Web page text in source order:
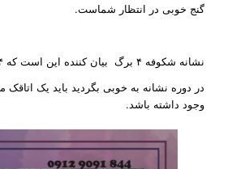
گنج خوبی در انتظار شماست.
نشانه شکوفه ۴ برگ بیان کننده این است که ۴ مزار وجود دارد.
در دوره نشانه به خوبی بگردید باید یک اتاقک
وجود داشته باشد.